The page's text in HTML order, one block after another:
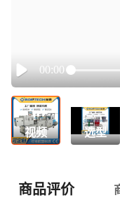
Play
00:00
视频 选型
商品评价